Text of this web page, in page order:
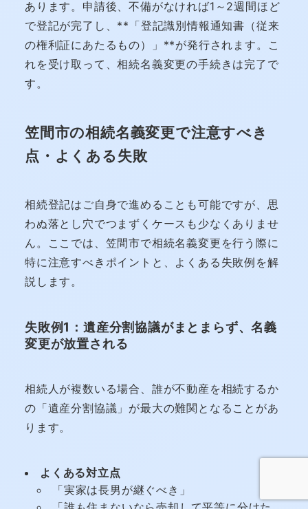
あります。申請後、不備がなければ1～2週間ほど
で登記が完了し、**「登記識別情報通知書（従来
の権利証にあたるもの）」**が発行されます。こ
れを受け取って、相続名義変更の手続きは完了で
す。
笠間市の相続名義変更で注意すべき
点・よくある失敗
相続登記はご自身で進めることも可能ですが、思
わぬ落とし穴でつまずくケースも少なくありませ
ん。ここでは、笠間市で相続名義変更を行う際に
特に注意すべきポイントと、よくある失敗例を解
説します。
失敗例1：遺産分割協議がまとまらず、名義
変更が放置される
相続人が複数いる場合、誰が不動産を相続するか
の「遺産分割協議」が最大の難関となることがあ
ります。
よくある対立点
「実家は長男が継ぐべき」